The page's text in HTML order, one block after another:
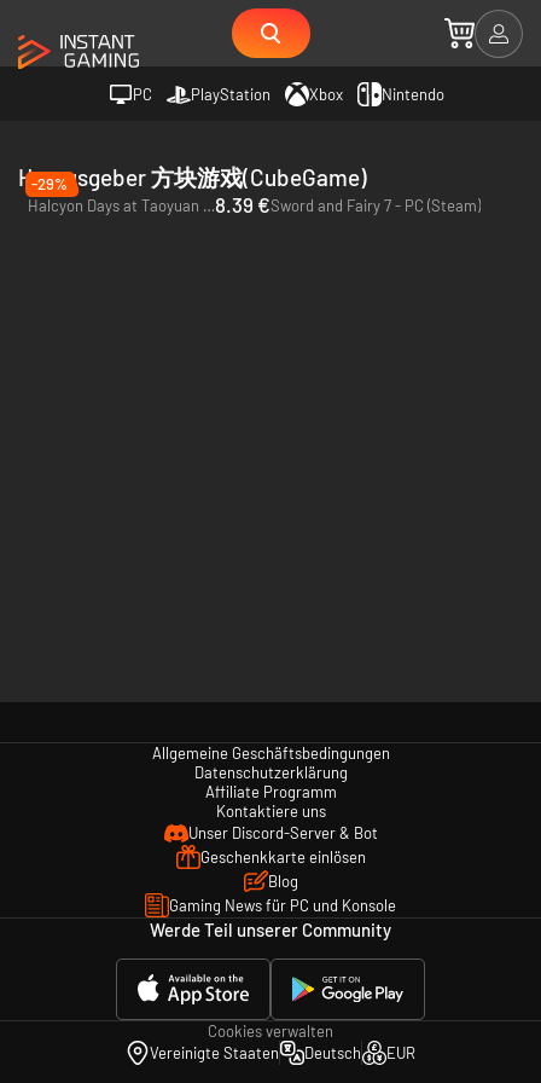
PC PlayStation Xbox Nintendo
Herausgeber 方块游戏(CubeGame)
-29%
Halcyon Days at Taoyuan - PC (Steam)8.39 €Sword and Fairy 7 - PC (Steam)
Allgemeine Geschäftsbedingungen
Datenschutzerklärung
Affiliate Programm
Kontaktiere uns
Unser Discord-Server & Bot
Geschenkkarte einlösen
Blog
Gaming News für PC und Konsole
Werde Teil unserer Community
Cookies verwalten
Vereinigte Staaten
Deutsch EUR